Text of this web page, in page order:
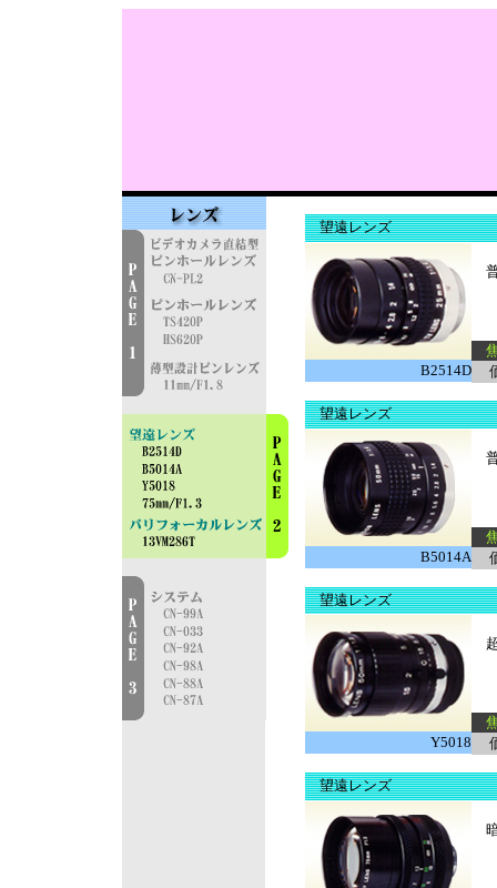
望遠レンズ
B2514D
望遠レンズ
B5014A
望遠レンズ
Y5018
超
望遠レンズ
暗